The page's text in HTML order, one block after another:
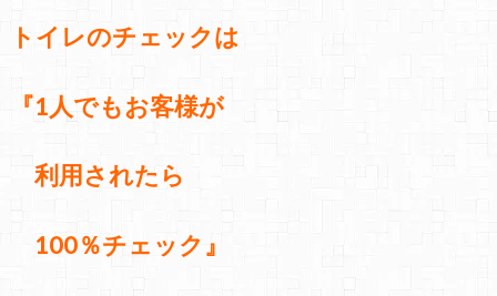
トイレのチェックは
『1人でもお客様が
利用されたら
100％チェック』